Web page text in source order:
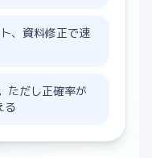
、資料修正で速
ただし正確率が
る